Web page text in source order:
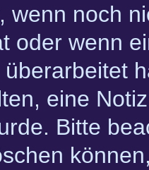
wenn noch
oder wenn
eine
Bitte